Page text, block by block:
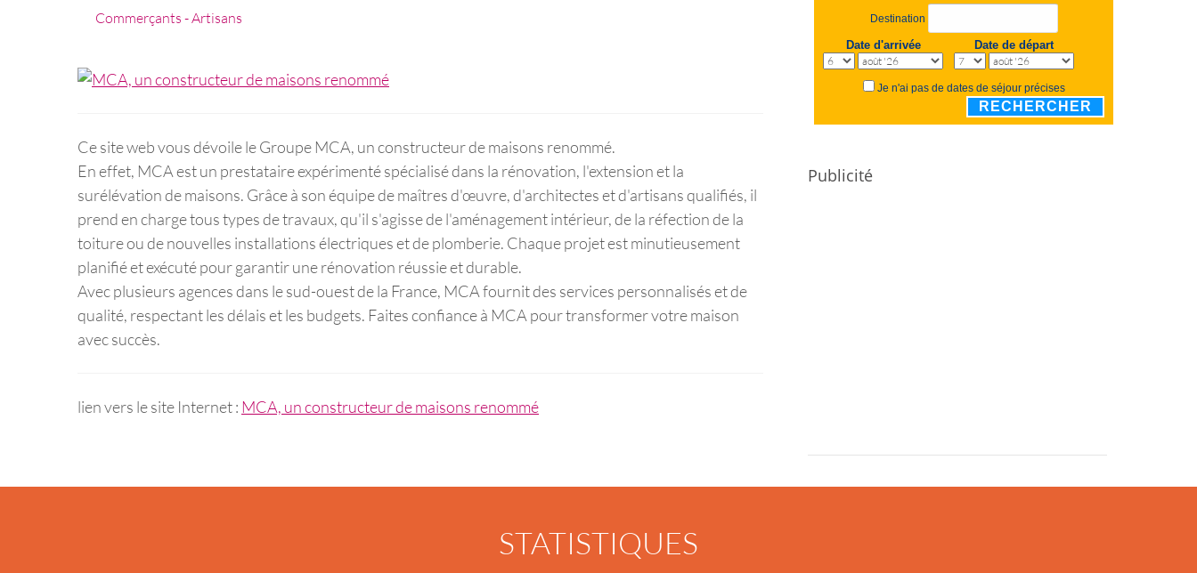
Commerçants - Artisans
Ce site web vous dévoile le Groupe MCA, un constructeur de maisons renommé.
En effet, MCA est un prestataire expérimenté spécialisé dans la rénovation, l'extension et la
surélévation de maisons. Grâce à son équipe de maîtres d'œuvre, d'architectes et d'artisans qualifiés, il
prend en charge tous types de travaux, qu'il s'agisse de l'aménagement intérieur, de la réfection de la
toiture ou de nouvelles installations électriques et de plomberie. Chaque projet est minutieusement
planifié et exécuté pour garantir une rénovation réussie et durable.
Avec plusieurs agences dans le sud-ouest de la France, MCA fournit des services personnalisés et de
qualité, respectant les délais et les budgets. Faites confiance à MCA pour transformer votre maison
avec succès.
lien vers le site Internet : MCA, un constructeur de maisons renommé
Destination
Date d'arrivée Date de départ
Je n'ai pas de dates de séjour précises
RECHERCHER
Publicité
STATISTIQUES